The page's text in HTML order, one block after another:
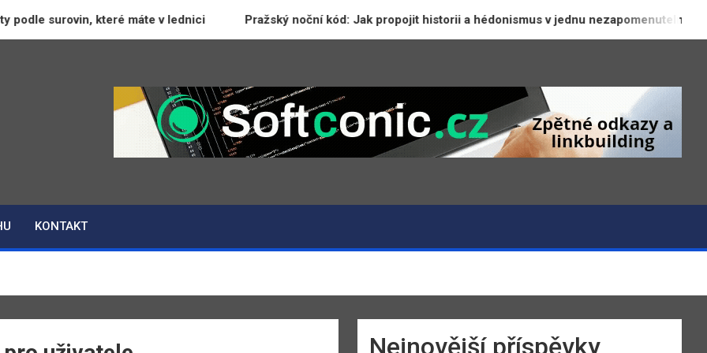
surovin, které máte v lednici Pražský noční kód: Jak propojit historii a hédonismus v jednu nezapomenutelnou
KONTAKT
Nejnovější příspěvky